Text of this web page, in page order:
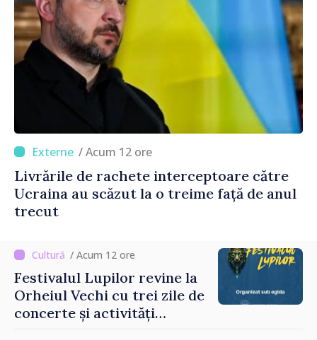
/ Acum 12 ore
Livrările de rachete interceptoare către
Ucraina au scăzut la o treime față de anul
trecut
/ Acum 12 ore
Festivalul Lupilor revine la
Orheiul Vechi cu trei zile de
concerte și activități